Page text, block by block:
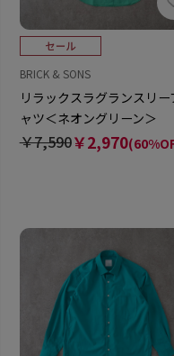
BRICK & SONS
リラックスラグランスリー
ャツ＜ネオングリーン＞
￥7,590￥2,970